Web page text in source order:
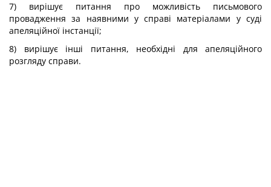
7) вирішує питання про можливість письмового
провадження за наявними у справі матеріалами у суді
апеляційної інстанції;
8) вирішує інші питання, необхідні для апеляційного
розгляду справи.